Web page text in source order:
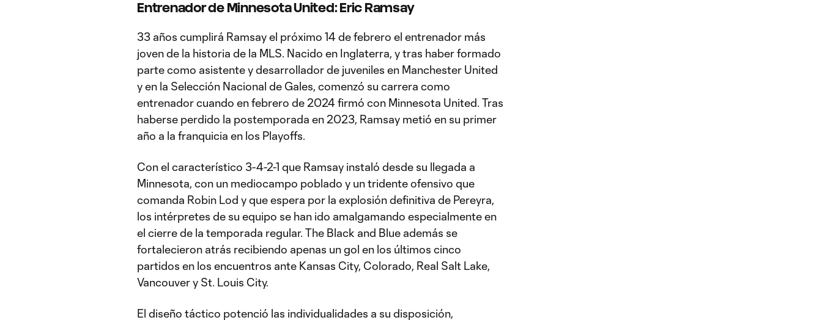
Entrenador de Minnesota United: Eric Ramsay
33 años cumplirá Ramsay el próximo 14 de febrero el entrenador más
joven de la historia de la MLS. Nacido en Inglaterra, y tras haber formado
parte como asistente y desarrollador de juveniles en Manchester United
y en la Selección Nacional de Gales, comenzó su carrera como
entrenador cuando en febrero de 2024 firmó con Minnesota United. Tras
haberse perdido la postemporada en 2023, Ramsay metió en su primer
año a la franquicia en los Playoffs.
Con el característico 3-4-2-1 que Ramsay instaló desde su llegada a
Minnesota, con un mediocampo poblado y un tridente ofensivo que
comanda Robin Lod y que espera por la explosión definitiva de Pereyra,
los intérpretes de su equipo se han ido amalgamando especialmente en
el cierre de la temporada regular. The Black and Blue además se
fortalecieron atrás recibiendo apenas un gol en los últimos cinco
partidos en los encuentros ante Kansas City, Colorado, Real Salt Lake,
Vancouver y St. Louis City.
El diseño táctico potenció las individualidades a su disposición,